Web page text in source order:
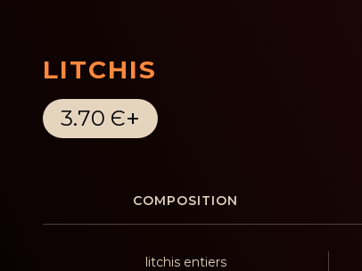
LITCHIS
3.70 Є+
COMPOSITION
litchis entiers